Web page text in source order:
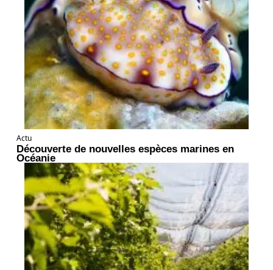
Actu
Découverte de nouvelles espèces marines en
Océanie